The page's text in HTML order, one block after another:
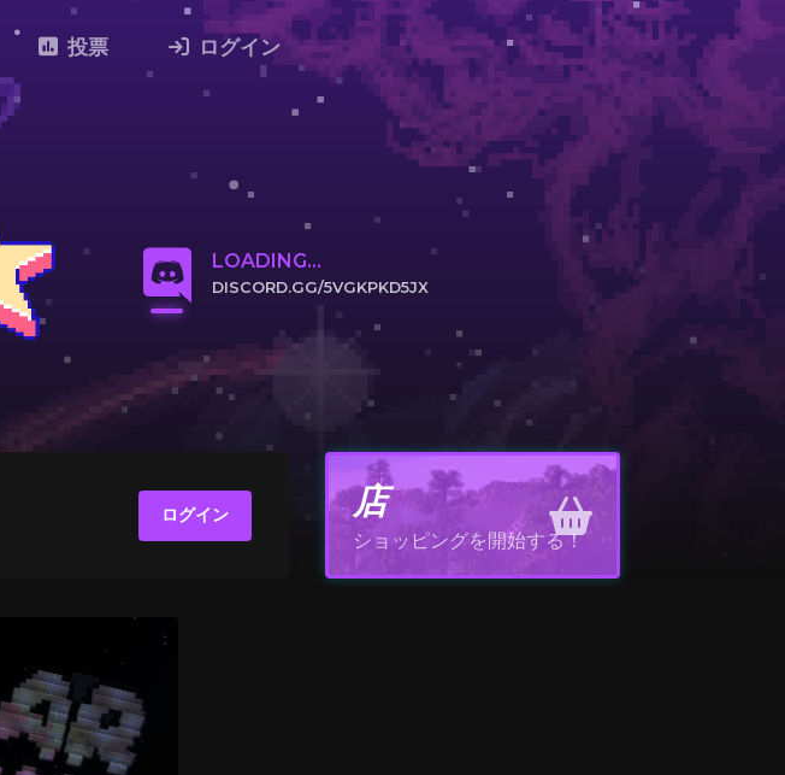
投票 ログイン
LOADING...
DISCORD.GG/5VGKPKD5JX
参加するにはクリック！
ログイン 店
ショッピングを開始する！